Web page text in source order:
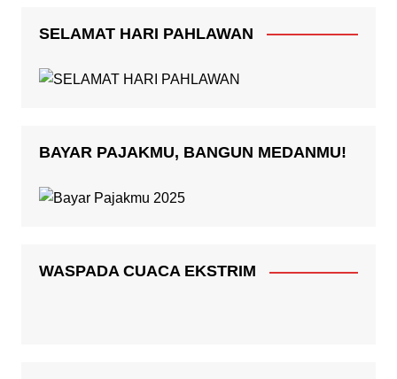
SELAMAT HARI PAHLAWAN
BAYAR PAJAKMU, BANGUN MEDANMU!
WASPADA CUACA EKSTRIM